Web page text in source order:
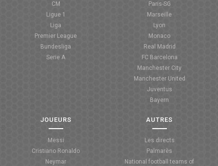
COUPE DE FRANCE
CM
Ligue 1
Liga
Premier League
Bundesliga
Serie A
Paris-SG
Marseille
Lyon
Monaco
Real Madrid
FC Barcelona
Manchester City
Manchester United
Juventus
Bayern
JOUEURS
Messi
Cristiano Ronaldo
Neymar
AUTRES
Les directs
Palmarès
National football teams of